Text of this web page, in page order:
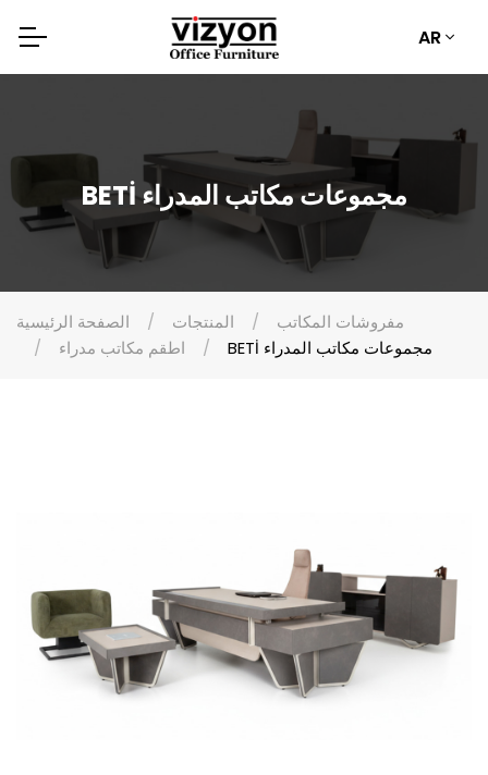
AR
BETİ مجموعات مكاتب المدراء
الصفحة الرئيسية المنتجات
مفروشات المكاتب
اطقم مكاتب مدراء
BETİ مجموعات مكاتب المدراء